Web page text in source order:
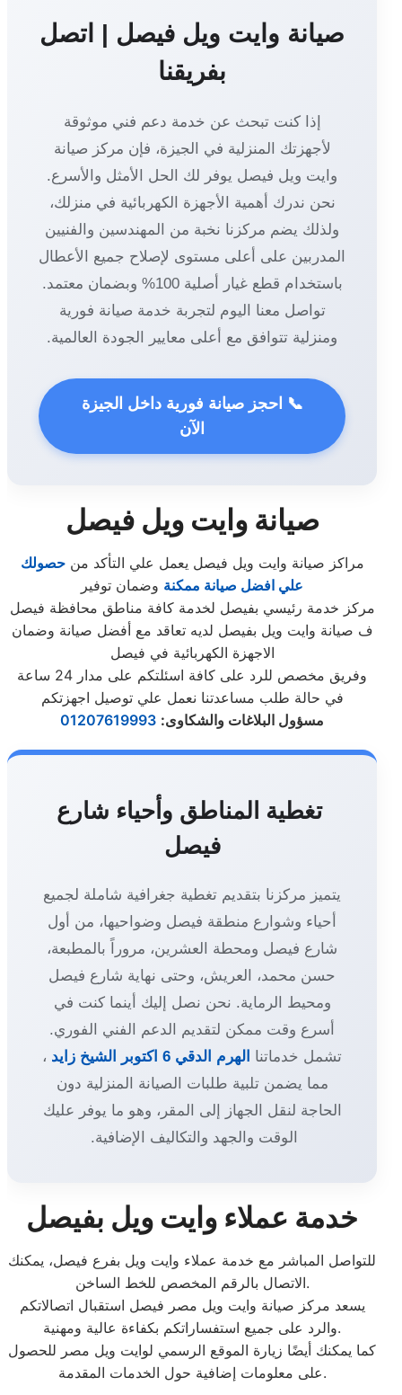
صيانة وايت ويل فيصل | اتصل
بفريقنا
إذا كنت تبحث عن خدمة دعم فني موثوقة
لأجهزتك المنزلية في الجيزة، فإن مركز صيانة
وايت ويل فيصل يوفر لك الحل الأمثل والأسرع.
نحن ندرك أهمية الأجهزة الكهربائية في منزلك،
ولذلك يضم مركزنا نخبة من المهندسين والفنيين
المدربين على أعلى مستوى لإصلاح جميع الأعطال
باستخدام قطع غيار أصلية 100% وبضمان معتمد.
تواصل معنا اليوم لتجربة خدمة صيانة فورية
ومنزلية تتوافق مع أعلى معايير الجودة العالمية.
📞 احجز صيانة فورية داخل الجيزة
الآن
صيانة وايت ويل فيصل
مراكز صيانة وايت ويل فيصل يعمل علي التأكد منحصولك
علي افضل صيانة ممكنة وضمان توفير
مركز خدمة رئيسي بفيصل لخدمة كافة مناطق محافظة فيصل
ف صيانة وايت ويل بفيصل لديه تعاقد مع أفضل صيانة وضمان
الاجهزة الكهربائية في فيصل
وفريق مخصص للرد على كافة اسئلتكم على مدار 24 ساعة
في حالة طلب مساعدتنا نعمل علي توصيل اجهزتكم
مسؤول البلاغات والشكاوى:
01207619993
تغطية المناطق وأحياء شارع
فيصل
يتميز مركزنا بتقديم تغطية جغرافية شاملة لجميع
أحياء وشوارع منطقة فيصل وضواحيها، من أول
شارع فيصل ومحطة العشرين، مروراً بالمطبعة،
حسن محمد، العريش، وحتى نهاية شارع فيصل
ومحيط الرماية. نحن نصل إليك أينما كنت في
أسرع وقت ممكن لتقديم الدعم الفني الفوري.
تشمل خدماتنا الهرم الدقي 6 اكتوبر الشيخ زايد ،
مما يضمن تلبية طلبات الصيانة المنزلية دون
الحاجة لنقل الجهاز إلى المقر، وهو ما يوفر عليك
الوقت والجهد والتكاليف الإضافية.
خدمة عملاء وايت ويل بفيصل
للتواصل المباشر مع خدمة عملاء وايت ويل بفرع فيصل، يمكنك
الاتصال بالرقم المخصص للخط الساخن.
يسعد مركز صيانة وايت ويل مصر فيصل استقبال اتصالاتكم
والرد على جميع استفساراتكم بكفاءة عالية ومهنية.
كما يمكنك أيضًا زيارة الموقع الرسمي لوايت ويل مصر للحصول
على معلومات إضافية حول الخدمات المقدمة.